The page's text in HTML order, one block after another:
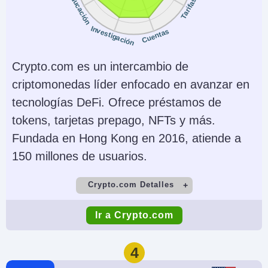
Acciones, Opciones,
ETFs, ADRs, OTCs
Desktop Platform,
Mobile App
USD, HKD, SGD
AI
Yes
Stop Loss Garantizado
No
Tarifas
Cuentas
Investigación
Educación
Crypto.com es un intercambio de
criptomonedas líder enfocado en avanzar en
tecnologías DeFi. Ofrece préstamos de
tokens, tarjetas prepago, NFTs y más.
Fundada en Hong Kong en 2016, atiende a
150 millones de usuarios.
Crypto.com Detalles
Cuenta Demo Depósito Mínimo
Varies by payment
Ir a Crypto.com
4